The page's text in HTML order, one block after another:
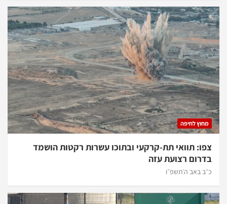
מחוץ לחיפה
צפו: תוואי תת-קרקעי ובתוכו עשרות רקטות הושמד
בדרום רצועת עזה
כ״ב באב ה׳תשפ״ו